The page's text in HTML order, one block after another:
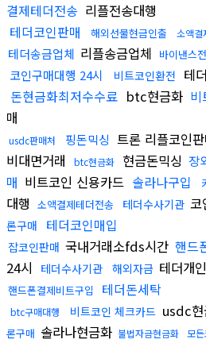
결제테더전송 리플전송대행
테더코인판매
해외선물현금인출 소액결
테더송금업체 리플송금업체 바이낸스
코인구매대행 24시 비트코인환전 테
돈현금화최저수수료 btc현금화 비
매
usdc판매처 핑돈믹싱 트론 리플코인
비대면거래
btc현금화 현금돈믹싱 장
매 비트코인 신용카드 솔라나구입
대행 소액결제테더전송 테더수사기관 코
론구매
테더코인매입
잡코인판매 국내거래소fds시간 핸드
24시
테더수사기관 해외자금 테더개
핸드폰결제비트구입 테더돈세탁
btc구매대행 비트코인 체크카드 usdc현
론구매 솔라나현금화 불법자금현금화 모